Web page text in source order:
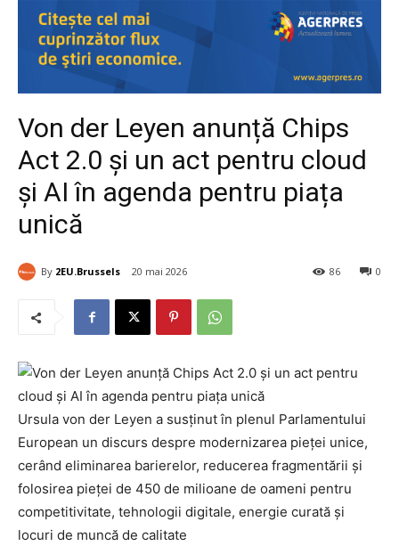
Von der Leyen anunță Chips
Act 2.0 și un act pentru cloud
și AI în agenda pentru piața
unică
By 2EU.Brussels 20 mai 2026 0
86
Ursula von der Leyen a susținut în plenul Parlamentului
European un discurs despre modernizarea pieței unice,
cerând eliminarea barierelor, reducerea fragmentării și
folosirea pieței de 450 de milioane de oameni pentru
competitivitate, tehnologii digitale, energie curată și
locuri de muncă de calitate